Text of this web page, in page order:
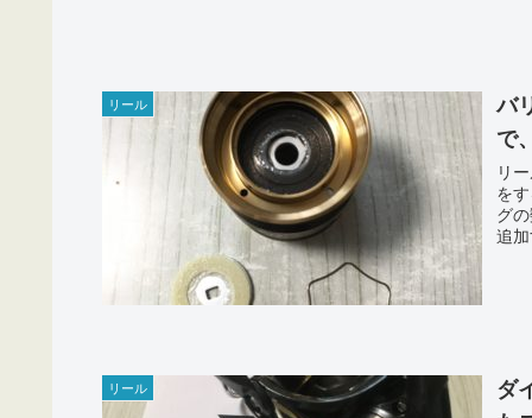
リール
バ
で
リ
を
グ
追
リール
ダ